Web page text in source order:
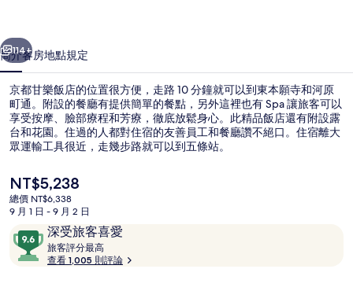
相
片
集
個 下一個
114+
簡介客房地點規定
京都甘樂飯店的位置很方便，走路 10 分鐘就可以到東本願寺和河原
町通。附設的餐廳有提供簡單的餐點，另外這裡也有 Spa 讓旅客可以
享受按摩、臉部療程和芳療，徹底放鬆身心。此精品飯店還有附設露
台和花園。住過的人都對住宿的友善員工和餐廳讚不絕口。住宿離大
眾運輸工具很近，走幾步路就可以到五條站。
目
前
的
格
是
NT$5,238
NT$5,238
總價 NT$6,338
9 月 1 日 - 9 月 2 日
評
論
深受旅客喜愛
9.6
分，
滿
旅客評分最高
客
查看 1,005 則評論